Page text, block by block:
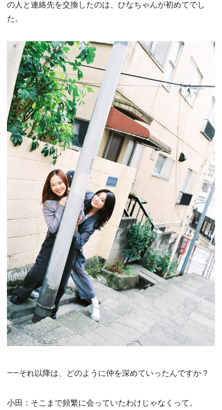
の人と連絡先を交換したのは、ひなちゃんが初めてでし
た。
――それ以降は、どのように仲を深めていったんですか？
小田：そこまで頻繁に会っていたわけじゃなくって。